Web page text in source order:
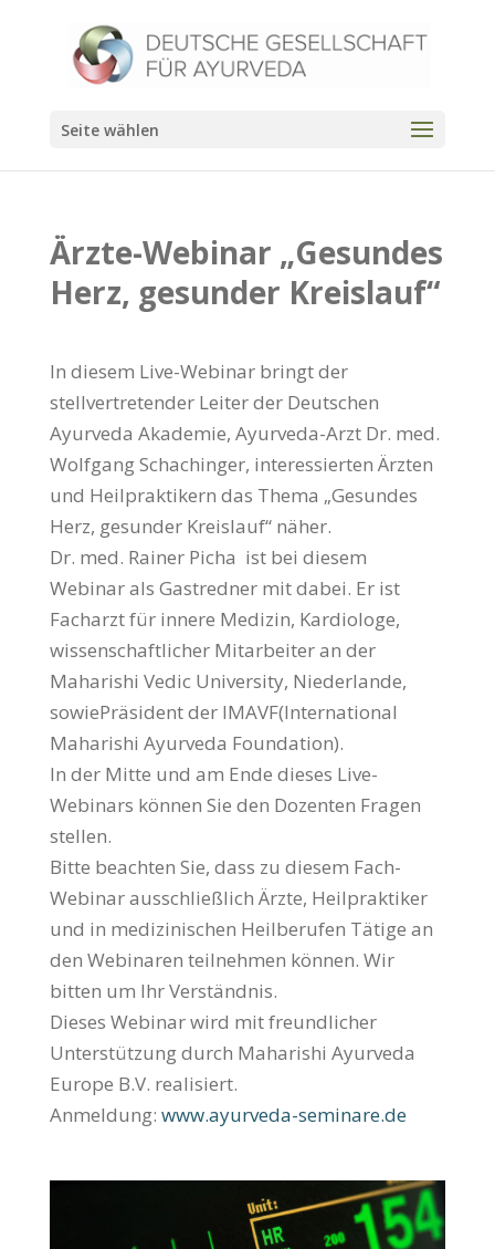
Seite wählen
Ärzte-Webinar „Gesundes
Herz, gesunder Kreislauf“
In diesem Live-Webinar bringt der
stellvertretender Leiter der Deutschen
Ayurveda Akademie, Ayurveda-Arzt Dr. med.
Wolfgang Schachinger, interessierten Ärzten
und Heilpraktikern das Thema „Gesundes
Herz, gesunder Kreislauf“ näher.
Dr. med. Rainer Picha ist bei diesem
Webinar als Gastredner mit dabei. Er ist
Facharzt für innere Medizin, Kardiologe,
wissenschaftlicher Mitarbeiter an der
Maharishi Vedic University, Niederlande,
sowiePräsident der IMAVF(International
Maharishi Ayurveda Foundation).
In der Mitte und am Ende dieses Live-
Webinars können Sie den Dozenten Fragen
stellen.
Bitte beachten Sie, dass zu diesem Fach-
Webinar ausschließlich Ärzte, Heilpraktiker
und in medizinischen Heilberufen Tätige an
den Webinaren teilnehmen können. Wir
bitten um Ihr Verständnis.
Dieses Webinar wird mit freundlicher
Unterstützung durch Maharishi Ayurveda
Europe B.V. realisiert.
Anmeldung: www.ayurveda-seminare.de